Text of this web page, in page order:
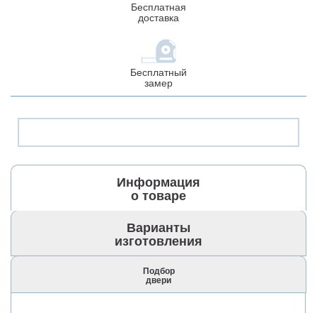
Бесплатная
доставка
Бесплатный
замер
Информация
о товаре
Варианты
изготовления
Подбор
двери